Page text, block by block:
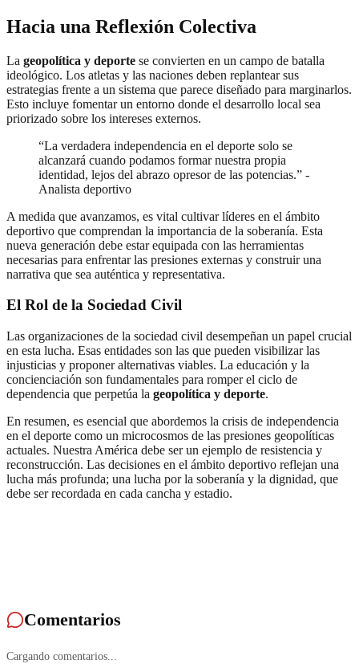
Hacia una Reflexión Colectiva
La geopolítica y deporte se convierten en un campo de batalla
ideológico. Los atletas y las naciones deben replantear sus
estrategias frente a un sistema que parece diseñado para marginarlos.
Esto incluye fomentar un entorno donde el desarrollo local sea
priorizado sobre los intereses externos.
“La verdadera independencia en el deporte solo se
alcanzará cuando podamos formar nuestra propia
identidad, lejos del abrazo opresor de las potencias.” -
Analista deportivo
A medida que avanzamos, es vital cultivar líderes en el ámbito
deportivo que comprendan la importancia de la soberanía. Esta
nueva generación debe estar equipada con las herramientas
necesarias para enfrentar las presiones externas y construir una
narrativa que sea auténtica y representativa.
El Rol de la Sociedad Civil
Las organizaciones de la sociedad civil desempeñan un papel crucial
en esta lucha. Esas entidades son las que pueden visibilizar las
injusticias y proponer alternativas viables. La educación y la
concienciación son fundamentales para romper el ciclo de
dependencia que perpetúa la geopolítica y deporte.
En resumen, es esencial que abordemos la crisis de independencia
en el deporte como un microcosmos de las presiones geopolíticas
actuales. Nuestra América debe ser un ejemplo de resistencia y
reconstrucción. Las decisiones en el ámbito deportivo reflejan una
lucha más profunda; una lucha por la soberanía y la dignidad, que
debe ser recordada en cada cancha y estadio.
Comentarios
Cargando comentarios...